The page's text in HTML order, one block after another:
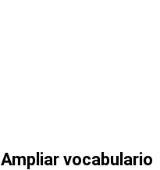
Ampliar vocabulario